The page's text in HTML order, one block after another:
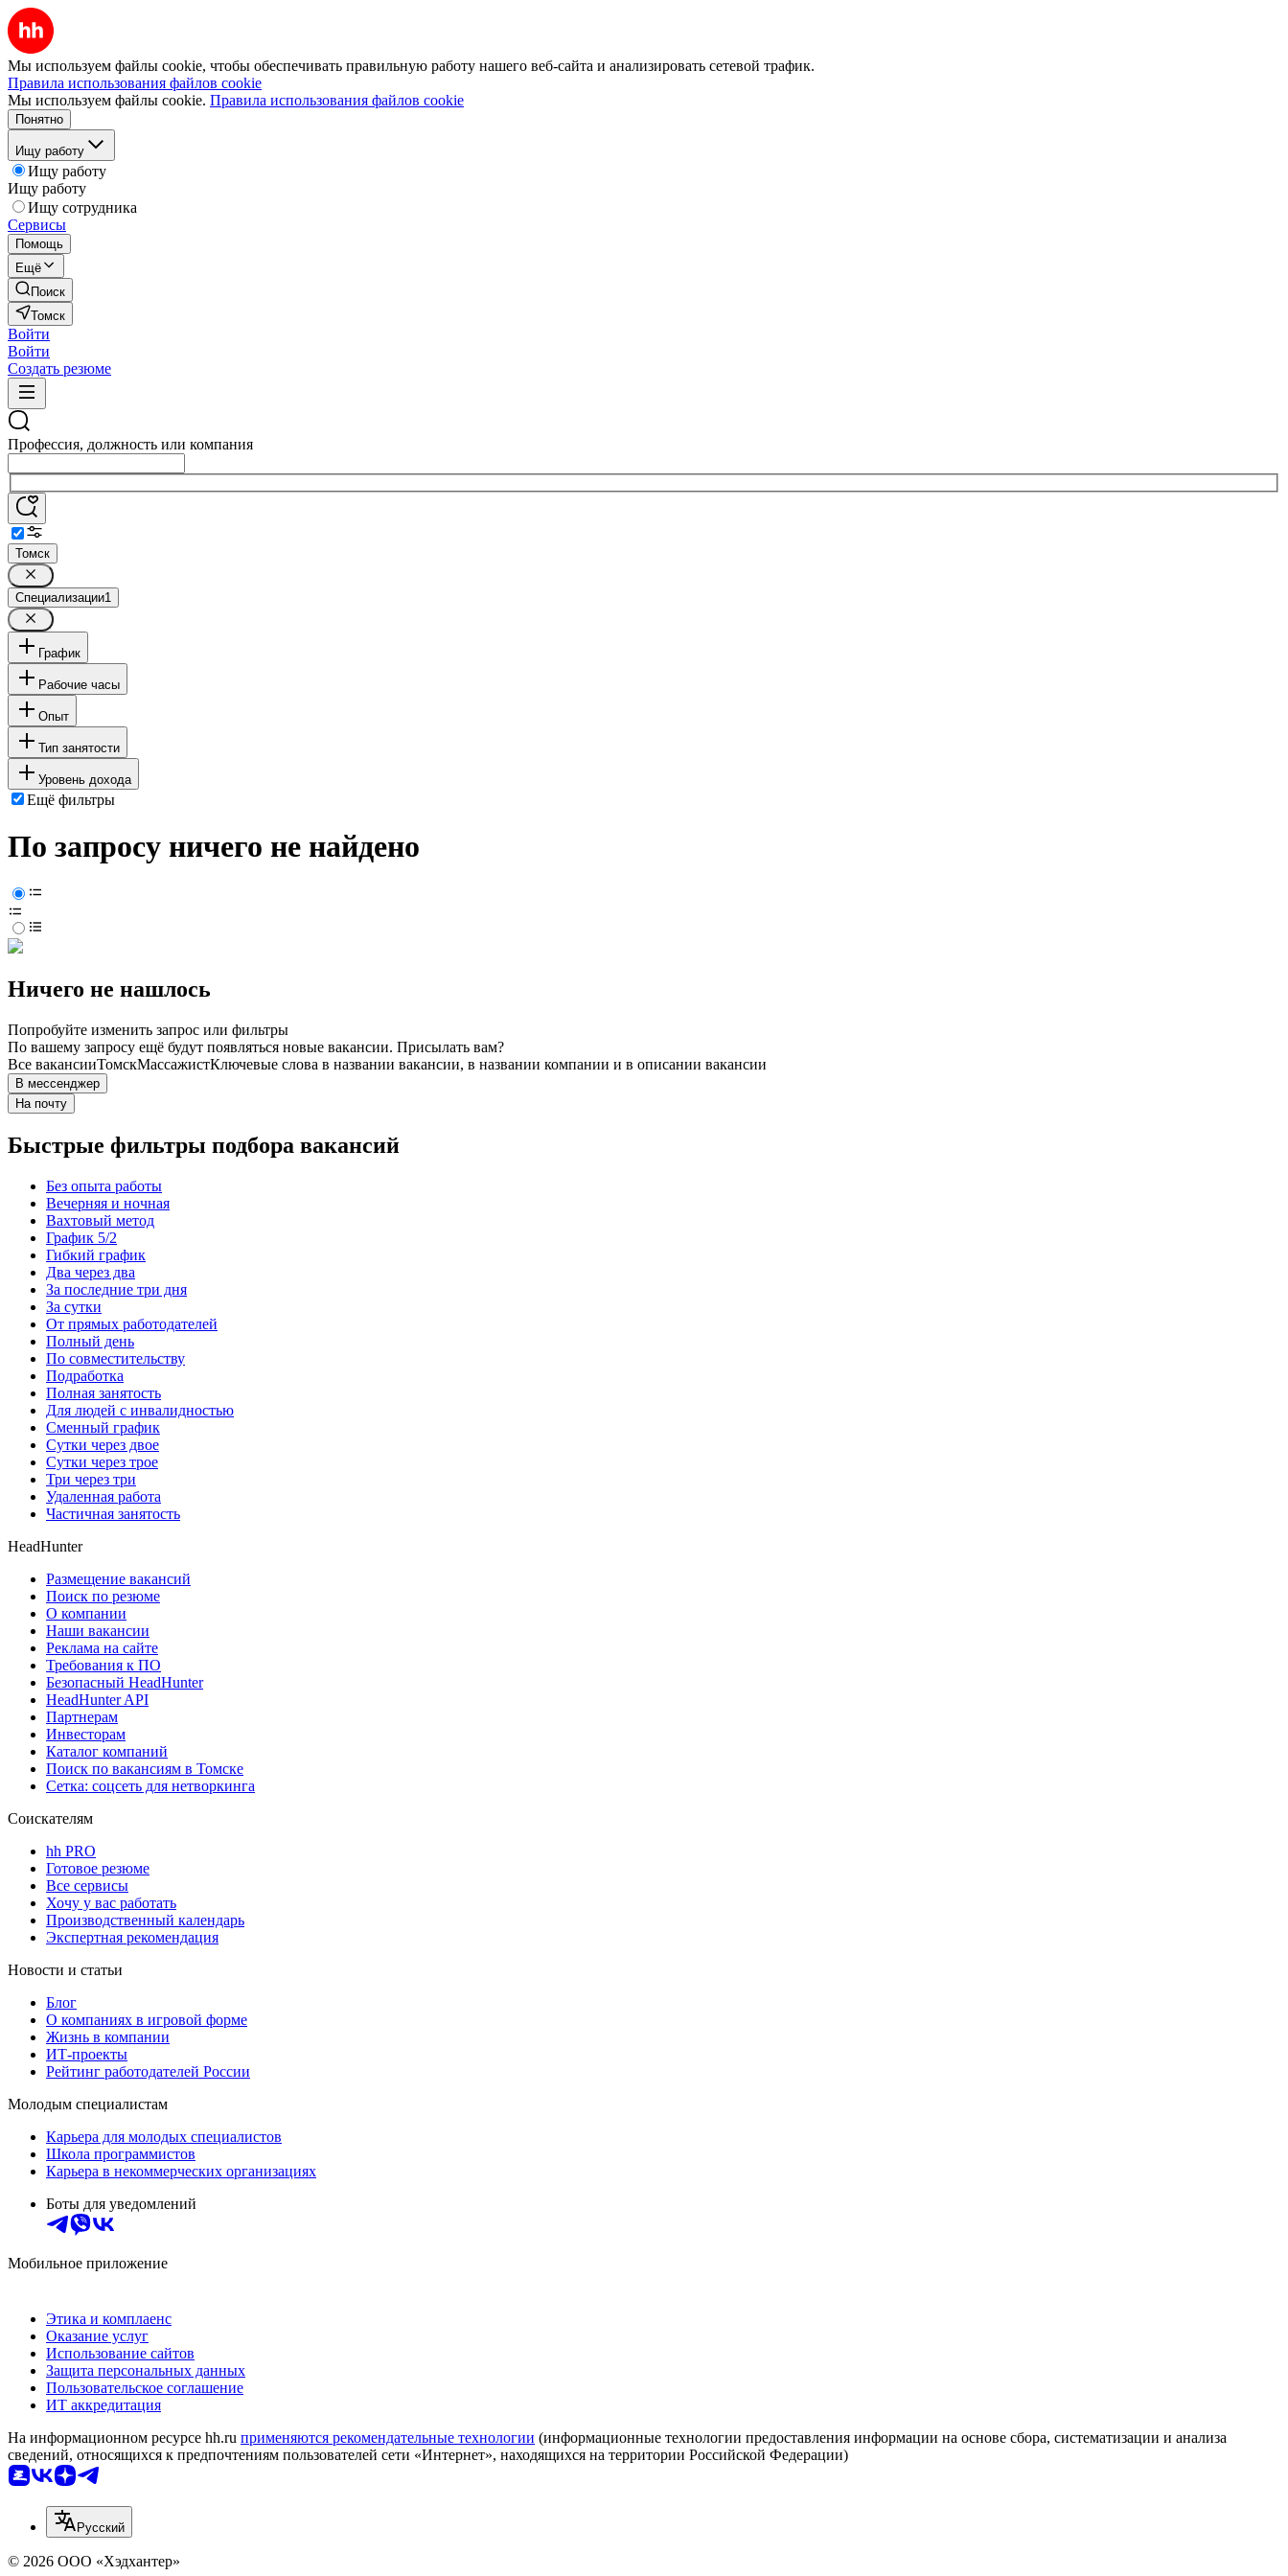
Мы используем файлы cookie, чтобы обеспечивать правильную работу нашего веб-сайта и анализировать сетевой трафик.
Правила использования файлов cookie
Мы используем файлы cookie. Правила использования файлов cookie
Понятно
Ищу работу
Ищу работу
Ищу работу
Ищу сотрудника
Сервисы
Помощь
Ещё
Поиск
Томск
Войти
Войти
Создать резюме
Профессия, должность или компания
Томск
Специализации1
График
Рабочие часы
Опыт
Тип занятости
Уровень дохода
Ещё фильтры
По запросу ничего не найдено
Ничего не нашлось
Попробуйте изменить запрос или фильтры
По вашему запросу ещё будут появляться новые вакансии. Присылать вам?
Все вакансииТомскМассажистКлючевые слова в названии вакансии, в названии компании и в описании вакансии
В мессенджер
На почту
Быстрые фильтры подбора вакансий
Без опыта работы
Вечерняя и ночная
Вахтовый метод
График 5/2
Гибкий график
Два через два
За последние три дня
За сутки
От прямых работодателей
Полный день
По совместительству
Подработка
Полная занятость
Для людей с инвалидностью
Сменный график
Сутки через двое
Сутки через трое
Три через три
Удаленная работа
Частичная занятость
HeadHunter
Размещение вакансий
Поиск по резюме
О компании
Наши вакансии
Реклама на сайте
Требования к ПО
Безопасный HeadHunter
HeadHunter API
Партнерам
Инвесторам
Каталог компаний
Поиск по вакансиям в Томске
Сетка: соцсеть для нетворкинга
Соискателям
hh PRO
Готовое резюме
Все сервисы
Хочу у вас работать
Производственный календарь
Экспертная рекомендация
Новости и статьи
Блог
О компаниях в игровой форме
Жизнь в компании
ИТ-проекты
Рейтинг работодателей России
Молодым специалистам
Карьера для молодых специалистов
Школа программистов
Карьера в некоммерческих организациях
Боты для уведомлений
Мобильное приложение
Этика и комплаенс
Оказание услуг
Использование сайтов
Защита персональных данных
Пользовательское соглашение
ИТ аккредитация
На информационном ресурсе hh.ru применяются рекомендательные технологии (информационные технологии предоставления информации на основе сбора, систематизации и анализа
сведений, относящихся к предпочтениям пользователей сети «Интернет», находящихся на территории Российской Федерации)
Русский
© 2026 ООО «Хэдхантер»